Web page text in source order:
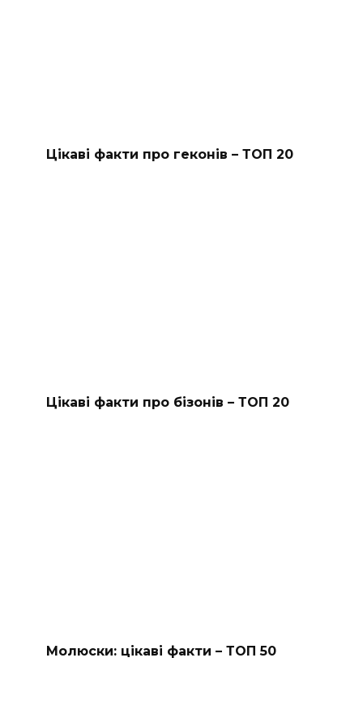
Цікаві факти про геконів – ТОП 20
Цікаві факти про бізонів – ТОП 20
Молюски: цікаві факти – ТОП 50